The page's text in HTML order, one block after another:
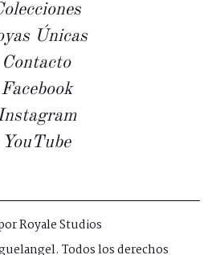
Únicas
Contacto
Facebook
YouTube
Royale Studios
Todos los derechos